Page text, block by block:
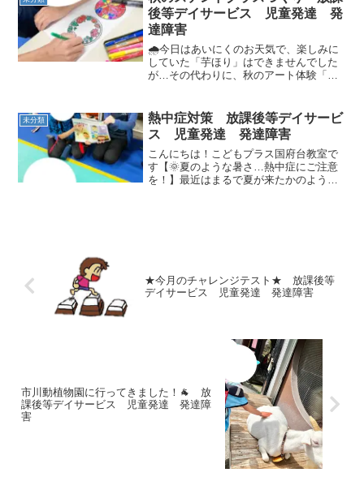
後等デイサービス 児童発達 発
達障害
🌧️今日はあいにくのお天気で、楽しみに
していた「芋ほり」はできませんでした
が…その代わりに、秋のアート体験「ス
に塗ったあと、くしゃくしゃにしたアル
ミホイルと一緒にラミ...
未分類
熱中症対策 放課後等デイサービ
ス 児童発達 発達障害
こんにちは！こどもプラス国府台教室で
す【🌞夏のような暑さ…熱中症にご注意
を！】最近はまるで夏が来たかのような
★今月のチャレンジテスト★ 放課後等
デイサービス 児童発達 発達障害
市川動植物園に行ってきました！🐐 放
課後等デイサービス 児童発達 発達障
害